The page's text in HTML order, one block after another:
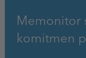
Memonitor
komitmen